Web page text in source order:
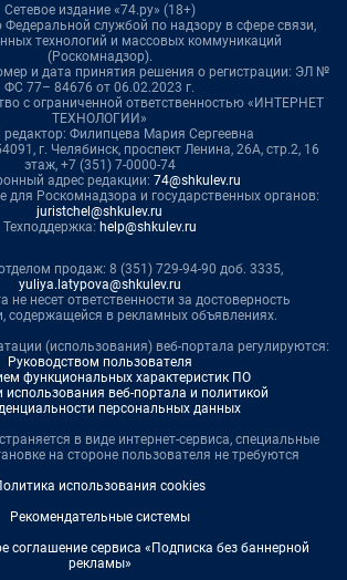
Сетевое издание «74.ру» (18+)
Федеральной службой по надзору в сфере связи,
технологий и массовых коммуникаций
(Роскомнадзор).
и дата принятия решения о регистрации: ЭЛ №
ФС 77– 84676 от 06.02.2023 г.
с ограниченной ответственностью «ИНТЕРНЕТ
ТЕХНОЛОГИИ»
редактор: Филипцева Мария Сергеевна
г. Челябинск, проспект Ленина, 26А, стр.2, 16
этаж, +7 (351) 7-0000-74
адрес редакции: 74@shkulev.ru
для Роскомнадзора и государственных органов:
juristchel@shkulev.ru
Техподдержка: help@shkulev.ru
продаж: 8 (351) 729-94-90 доб. 3335,
yuliya.latypova@shkulev.ru
не несет ответственности за достоверность
содержащейся в рекламных объявлениях.
(использования) веб-портала регулируются:
Руководством пользователя
функциональных характеристик ПО
веб-портала и политикой
персональных данных
в виде интернет-сервиса, специальные
на стороне пользователя не требуются
использования cookies
Рекомендательные системы
соглашение сервиса «Подписка без баннерной
рекламы»